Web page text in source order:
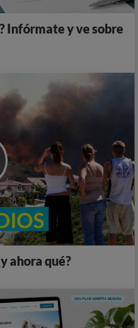
Infórmate y ve sobre
ahora qué?